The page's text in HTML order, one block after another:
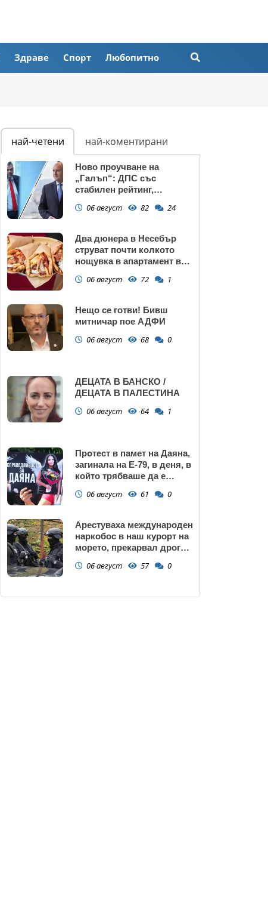
Здраве Спорт Любопитно
най-четени най-коментирани
Ново проучване на
„Галъп“: ДПС със
стабилен рейтинг,
запазва
06 август 82 24
Два дюнера в Несебър
струват почти колкото
нощувка в апартамент в
06 август 72 1
Нещо се готви! Бивш
митничар пое АДФИ
06 август 68 0
ДЕЦАТА В БАНСКО /
ДЕЦАТА В ПАЛЕСТИНА
06 август 64 1
Протест в памет на Даяна,
загинала на Е-79, в деня, в
който трябваше да е
06 август 61 0
Арестуваха международен
наркобос в наш курорт на
морето, прекарвал дрога
06 август 57 0